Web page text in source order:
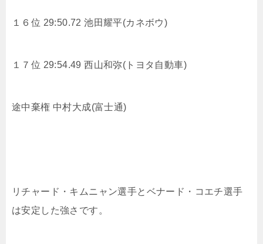
１６位 29:50.72池田耀平(カネボウ)
１７位 29:54.49西山和弥(トヨタ自動車)
途中棄権 中村大成(富士通)
リチャード・キムニャン選手とベナード・コエチ選手
は安定した強さです。